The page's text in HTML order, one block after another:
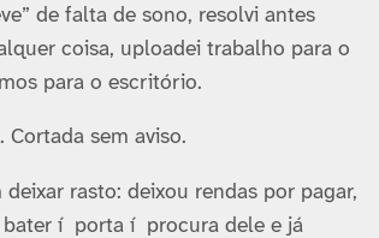
de falta de sono, resolvi antes
coisa, uploadei trabalho para o
para o escritório.
Cortada sem aviso.
rasto: deixou rendas por pagar,
bater í porta í procura dele e já